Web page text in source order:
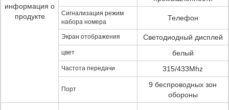
информация о
продукте
Сигнализация режим
набора номера
Телефон
Экран отображения Светодиодный дисплей
цвет белый
Частота передачи 315/433Mhz
Порт
9 беспроводных зон
обороны